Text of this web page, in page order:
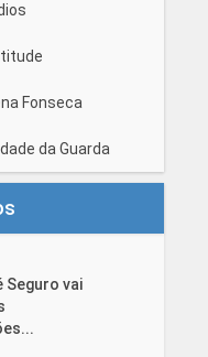
Fonseca
da Guarda
vai